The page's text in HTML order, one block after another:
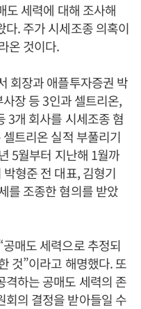
도 세력에 대해 조사해
. 주가 시세조종 의혹이
온 것이다.
회장과 애플투자증권 박
장 등 3인과 셀트리온,
3개 회사를 시세조종 혐
트리온 실적 부풀리기
5월부터 지난해 1월까
형준 전 대표, 김형기
를 조종한 혐의를 받았
매도 세력으로 추정되
것”이라고 해명했다. 또
격하는 공매도 세력의 존
회의 결정을 받아들일 수